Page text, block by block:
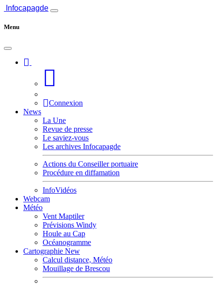
Infocapagde
Menu
Connexion
News
La Une
Revue de presse
Le saviez-vous
Les archives Infocapagde
Actions du Conseiller portuaire
Procédure en diffamation
InfoVidéos
Webcam
Météo
Vent Maptiler
Prévisions Windy
Houle au Cap
Océanogramme
Cartographie New
Calcul distance, Météo
Mouillage de Brescou